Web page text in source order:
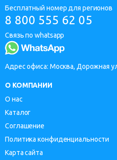
Бесплатный номер для регионов
8 800 555 62 05
Связь по whatsapp
Адрес офиса: Москва, Дорожная
О КОМПАНИИ
О нас
Каталог
Соглашение
Политика конфиденциальности
Карта сайта